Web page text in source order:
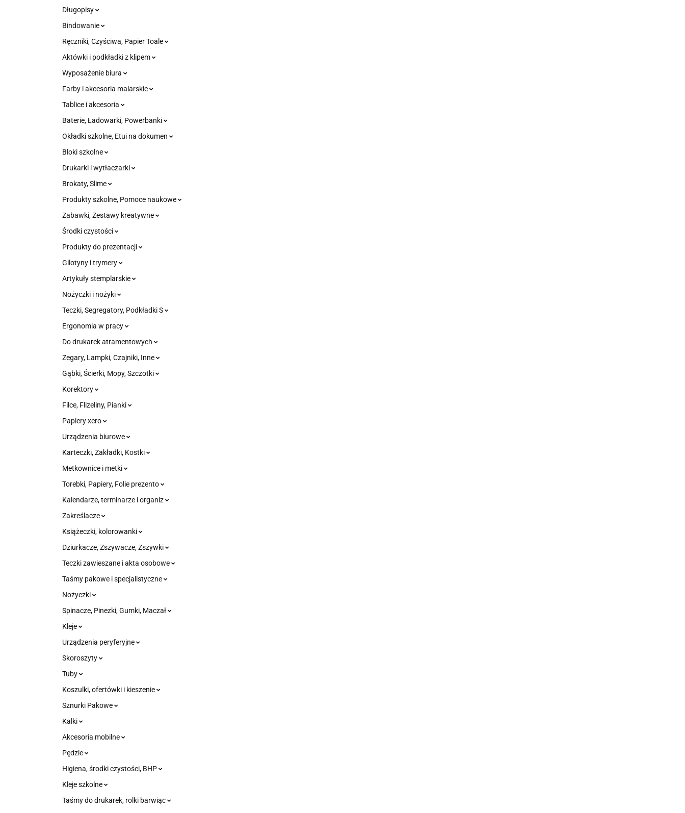
Długopisy
Bindowanie
Ręczniki, Czyściwa, Papier Toale
Aktówki i podkładki z klipem
Wyposażenie biura
Farby i akcesoria malarskie
Tablice i akcesoria
Baterie, Ładowarki, Powerbanki
Okładki szkolne, Etui na dokumen
Bloki szkolne
Drukarki i wytłaczarki
Brokaty, Slime
Produkty szkolne, Pomoce naukowe
Zabawki, Zestawy kreatywne
Środki czystości
Produkty do prezentacji
Gilotyny i trymery
Artykuły stemplarskie
Nożyczki i nożyki
Teczki, Segregatory, Podkładki S
Ergonomia w pracy
Do drukarek atramentowych
Zegary, Lampki, Czajniki, Inne
Gąbki, Ścierki, Mopy, Szczotki
Korektory
Filce, Flizeliny, Pianki
Papiery xero
Urządzenia biurowe
Karteczki, Zakładki, Kostki
Metkownice i metki
Torebki, Papiery, Folie prezento
Kalendarze, terminarze i organiz
Zakreślacze
Książeczki, kolorowanki
Dziurkacze, Zszywacze, Zszywki
Teczki zawieszane i akta osobowe
Taśmy pakowe i specjalistyczne
Nożyczki
Spinacze, Pinezki, Gumki, Maczał
Kleje
Urządzenia peryferyjne
Skoroszyty
Tuby
Koszulki, ofertówki i kieszenie
Sznurki Pakowe
Kalki
Akcesoria mobilne
Pędzle
Higiena, środki czystości, BHP
Kleje szkolne
Taśmy do drukarek, rolki barwiąc